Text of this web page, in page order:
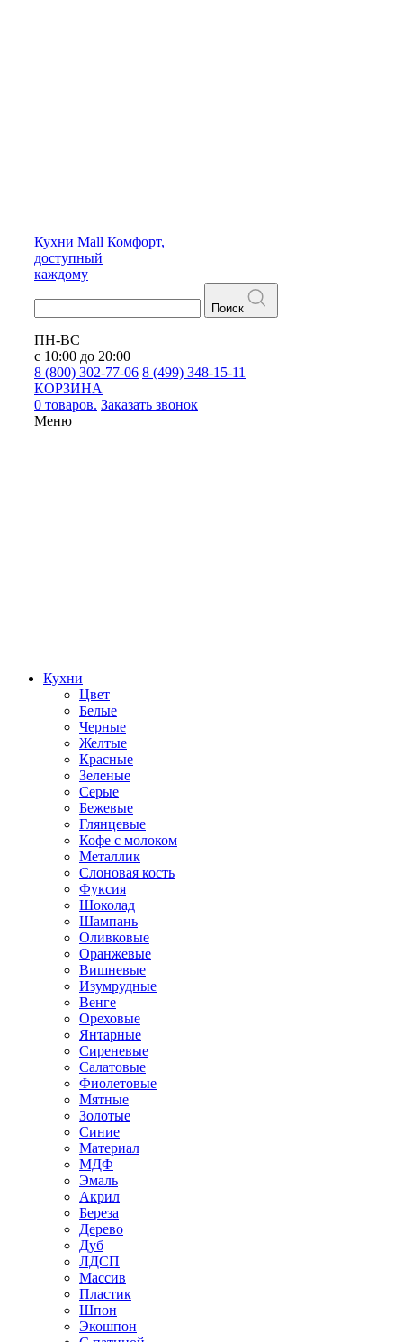
Кухни Mall Комфорт,
доступный
каждому
Поиск
ПН-ВС
с 10:00 до 20:00
8 (800) 302-77-06 8 (499) 348-15-11
КОРЗИНА
0 товаров. Заказать звонок
Меню
Кухни
Цвет
Белые
Черные
Желтые
Красные
Зеленые
Серые
Бежевые
Глянцевые
Кофе с молоком
Металлик
Слоновая кость
Фуксия
Шоколад
Шампань
Оливковые
Оранжевые
Вишневые
Изумрудные
Венге
Ореховые
Янтарные
Сиреневые
Салатовые
Фиолетовые
Мятные
Золотые
Синие
Материал
МДФ
Эмаль
Акрил
Береза
Дерево
Дуб
ЛДСП
Массив
Пластик
Шпон
Экошпон